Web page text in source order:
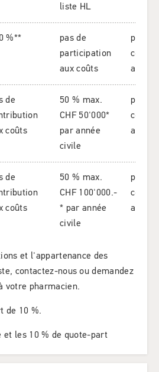
liste HL
%**
pas de
participation
aux coûts
pas de
aux
de
coûts
50 % max.
CHF 50'000*
par année
civile
pas de
aux
de
coûts
50 % max.
CHF 100'000.-
* par année
civile
pas de
aux
et l'appartenance des
contactez-nous ou demandez
votre pharmacien.
de 10 %.
et les 10 % de quote-part